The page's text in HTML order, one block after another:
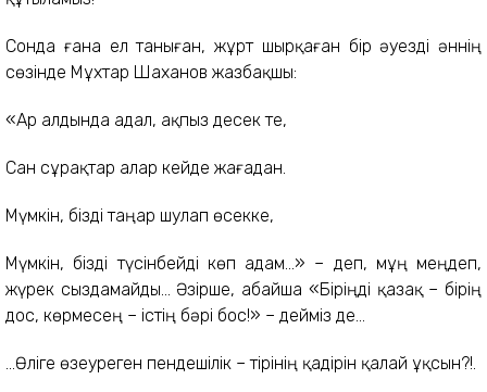
Сонда ғана ел таныған, жұрт шырқаған бір әуезді әннің
сөзінде Мұхтар Шаханов жазбақшы:
«Ар алдында адал, ақпыз десек те,
Сан сұрақтар алар кейде жағадан.
Мүмкін, бізді таңар шулап өсекке,
Мүмкін, бізді түсінбейді көп адам...» – деп, мұң меңдеп,
жүрек сыздамайды... Әзірше, абайша «Біріңді қазақ – бірің
дос, көрмесең – істің бәрі бос!» – дейміз де...
...Өліге өзеуреген пендешілік – тірінің қадірін қалай ұқсын?!.